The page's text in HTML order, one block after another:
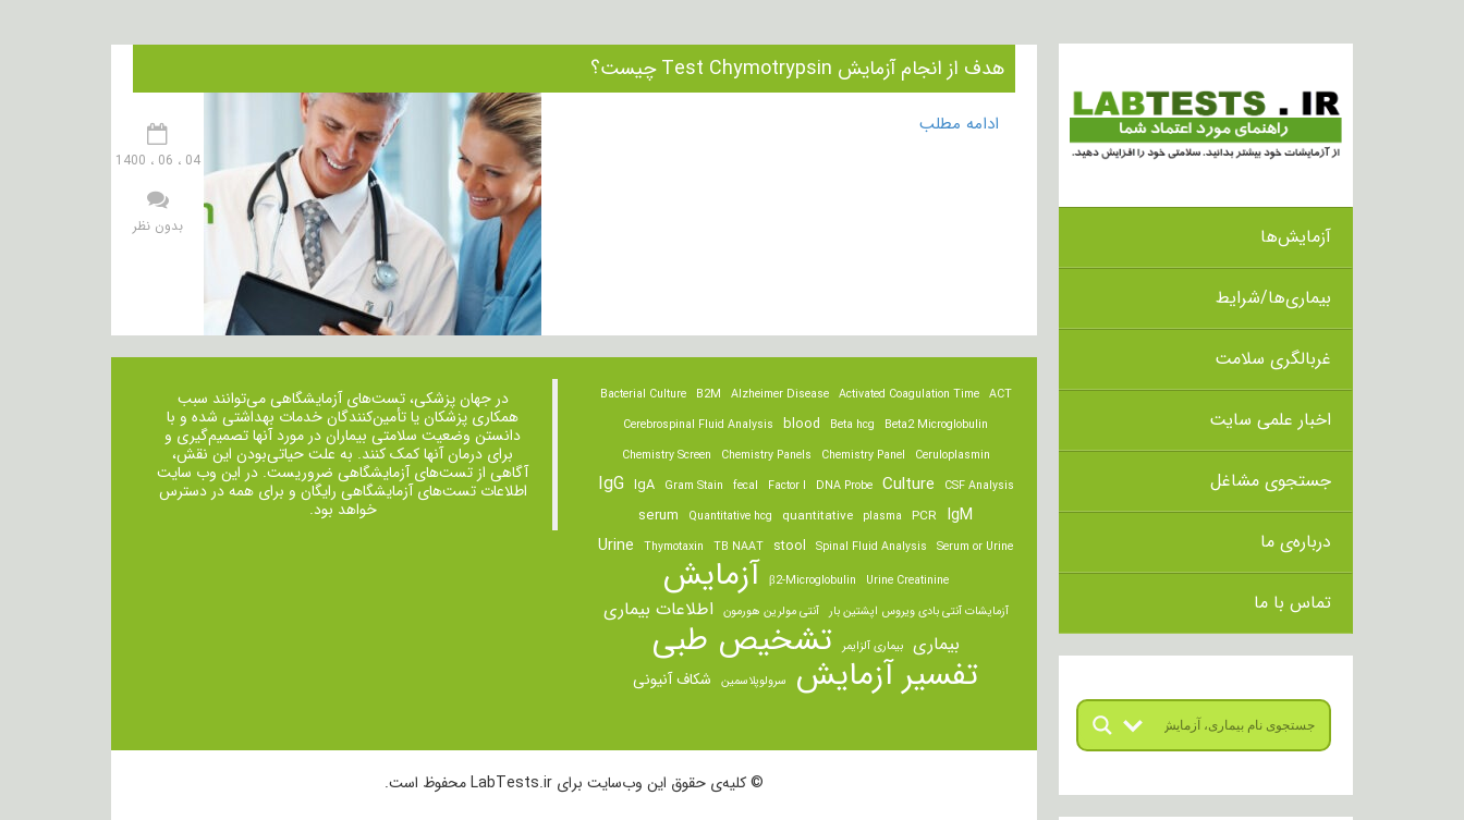
آزمایش‌ها
بیماری‌ها/شرایط
غربالگری سلامت
اخبار علمی سایت
جستجوی مشاغل
درباره‌ی ما
تماس با ما
هدف از انجام آزمایش Test Chymotrypsin چیست؟
04 ، 06 ، 1400
بدون نظر
ادامه مطلب
ACT
Activated Coagulation Time
Alzheimer Disease
B2M
Bacterial Culture
Beta2 Microglobulin
Beta hcg
blood
Cerebrospinal Fluid Analysis
Ceruloplasmin
Chemistry Panel
Chemistry Panels
Chemistry Screen
CSF Analysis
Culture
DNA Probe
Factor I
fecal
Gram Stain
IgA
IgG
IgM
PCR
plasma
quantitative
Quantitative hcg
serum
Serum or Urine
Spinal Fluid Analysis
stool
TB NAAT
Thymotaxin
Urine
Urine Creatinine
β2-Microglobulin آزمایش
آزمایشات آنتی بادی ویروس اپشتین بار آنتی مولرین هورمون اطلاعات بیماری
بیماری بیماری آلزایمر تشخیص طبی
تفسیر آزمایش سرولوپلاسمین شکاف آنیونی
در جهان پزشکی، تست‌های آزمایشگاهی می‌توانند سبب
همکاری پزشکان یا تأمین‌کنندگان خدمات بهداشتی شده و با
دانستن وضعیت سلامتی بیماران در مورد آنها تصمیم‌گیری و
برای درمان ‌آنها کمک کنند. به علت حیاتی‌بودن این نقش،
آگاهی از تست‌های آزمایشگاهی ضروریست. در این وب سایت
اطلاعات تست‌های آزمایشگاهی رایگان و برای همه در دسترس
خواهد بود.
© کلیه‌ی حقوق این وب‌سایت برای LabTests.ir محفوظ است.